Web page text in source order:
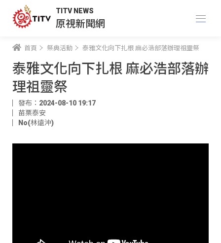
TITV NEWS
原視新聞網
首頁 祭典活動 泰雅文化向下扎根 麻必浩部落辦理祖靈祭
泰雅文化向下扎根 麻必浩部落辦
理祖靈祭
發布：2024-08-10 19:17
苗栗泰安
No(林遠沖)